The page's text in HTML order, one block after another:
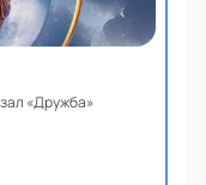
«Дружба»